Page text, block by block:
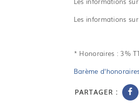
Les informations
* Honoraires : 3%
Barème
PARTAGER :